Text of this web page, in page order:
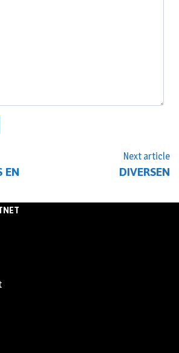
EN
Next article
DIVERSEN